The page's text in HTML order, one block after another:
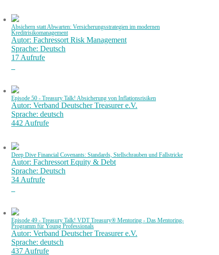
Absichern statt Abwarten: Versicherungsstrategien im modernen
Kreditrisikomanagement
Autor: Fachressort Risk Management
Sprache: Deutsch
17 Aufrufe
Episode 50 - Treasury Talk! Absicherung von Inflationsrisiken
Autor: Verband Deutscher Treasurer e.V.
Sprache: deutsch
442 Aufrufe
Deep Dive Financial Covenants: Standards, Stellschrauben und Fallstricke
Autor: Fachressort Equity & Debt
Sprache: Deutsch
34 Aufrufe
Episode 49 - Treasury Talk! VDT Treasury® Mentoring - Das Mentoring-
Programm für Young Professionals
Autor: Verband Deutscher Treasurer e.V.
Sprache: deutsch
437 Aufrufe